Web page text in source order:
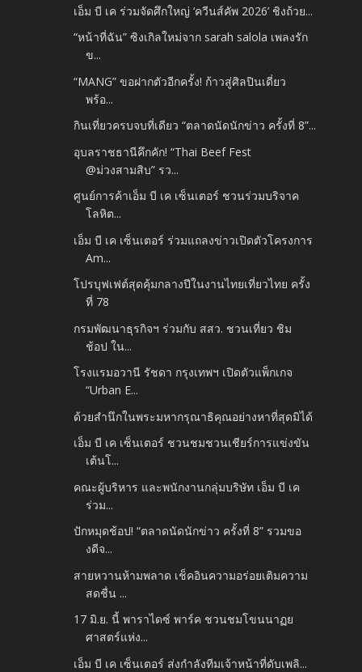
เอ็ม บี เค ร่วมจัดศึกใหญ่ ‘ควีนส์คัพ 2026’ ชิงถ้วย...
“หน้าที่ฉัน” ซิงเกิลใหม่จาก sarah salola เพลงรัก
ข...
“MANG” ขอฝากตัวอีกครั้ง! ก้าวสู่ศิลปินเดี่ยว
พร้อ...
กินเที่ยวครบจบที่เดียว “ตลาดนัดนักข่าว ครั้งที่ 8”...
อุบลราชธานีคึกคัก! “Thai Beef Fest
@ม่วงสามสิบ” รว...
ศูนย์การค้าเอ็ม บี เค เซ็นเตอร์ ชวนร่วมบริจาค
โลหิต...
เอ็ม บี เค เซ็นเตอร์ ร่วมแถลงข่าวเปิดตัวโครงการ
Am...
โปรบุฟเฟต์สุดคุ้มกลางปีในงานไทยเที่ยวไทย ครั้ง
ที่ 78
กรมพัฒนาธุรกิจฯ ร่วมกับ สสว. ชวนเที่ยว ชิม
ช้อป ใน...
โรงแรมอวานี รัชดา กรุงเทพฯ เปิดตัวแพ็กเกจ
“Urban E...
ด้วยสำนึกในพระมหากรุณาธิคุณอย่างหาที่สุดมิได้
เอ็ม บี เค เซ็นเตอร์ ชวนชมชวนเชียร์การแข่งขัน
เต้นโ...
คณะผู้บริหาร และพนักงานกลุ่มบริษัท เอ็ม บี เค
ร่วม...
ปักหมุดช้อป! “ตลาดนัดนักข่าว ครั้งที่ 8” รวมขอ
งดีจ...
สายหวานห้ามพลาด เช็คอินความอร่อยเติมความ
สดชื่น ...
17 มิ.ย. นี้ พาราไดซ์ พาร์ค ชวนชมโขนนาฏย
ศาสตร์แห่ง...
เอ็ม บี เค เซ็นเตอร์ ส่งกำลังทีมเจ้าหน้าที่ดับเพลิ...